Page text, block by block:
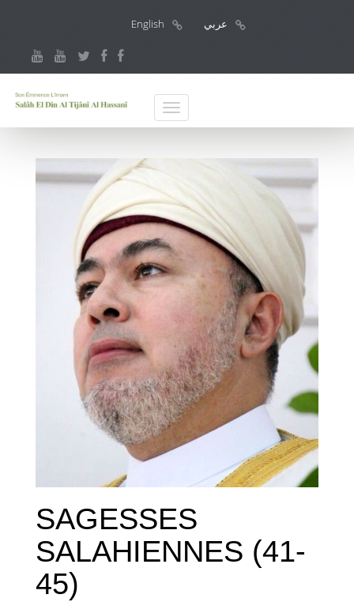
English عربي
SAGESSES
SALAHIENNES (41-
45)